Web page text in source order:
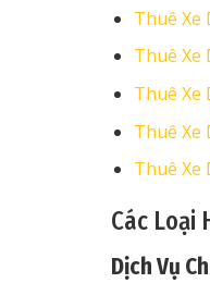
Thuê Xe
Thuê Xe
Thuê Xe
Thuê Xe
Thuê Xe
Các Loại
Dịch Vụ